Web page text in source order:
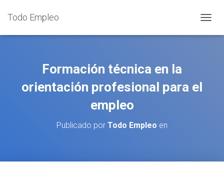
Todo Empleo
A
Formación técnica en la
orientación profesional para el
empleo
Publicado por Todo Empleo en